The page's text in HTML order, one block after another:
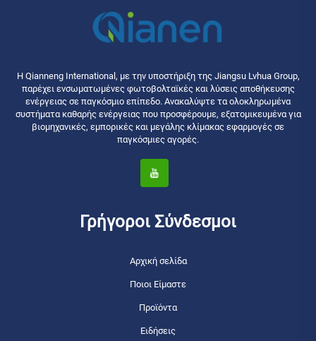
Η Qianneng International, με την υποστήριξη της Jiangsu Lvhua Group,
παρέχει ενσωματωμένες φωτοβολταϊκές και λύσεις αποθήκευσης
ενέργειας σε παγκόσμιο επίπεδο. Ανακαλύψτε τα ολοκληρωμένα
συστήματα καθαρής ενέργειας που προσφέρουμε, εξατομικευμένα για
βιομηχανικές, εμπορικές και μεγάλης κλίμακας εφαρμογές σε
παγκόσμιες αγορές.
Γρήγοροι Σύνδεσμοι
Αρχική σελίδα
Ποιοι Είμαστε
Προϊόντα
Ειδήσεις